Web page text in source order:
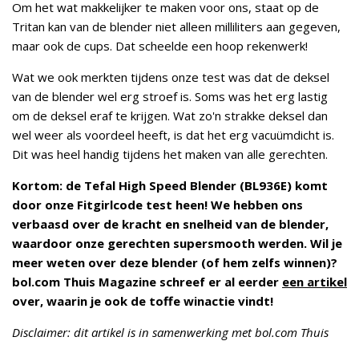
Om het wat makkelijker te maken voor ons, staat op de
Tritan kan van de blender niet alleen milliliters aan gegeven,
maar ook de cups. Dat scheelde een hoop rekenwerk!
Wat we ook merkten tijdens onze test was dat de deksel
van de blender wel erg stroef is. Soms was het erg lastig
om de deksel eraf te krijgen. Wat zo'n strakke deksel dan
wel weer als voordeel heeft, is dat het erg vacuümdicht is.
Dit was heel handig tijdens het maken van alle gerechten.
Kortom: de Tefal High Speed Blender (BL936E) komt
door onze Fitgirlcode test heen! We hebben ons
verbaasd over de kracht en snelheid van de blender,
waardoor onze gerechten supersmooth werden. Wil je
meer weten over deze blender (of hem zelfs winnen)?
bol.com Thuis Magazine schreef er al eerder een artikel
over, waarin je ook de toffe winactie vindt!
Disclaimer: dit artikel is in samenwerking met bol.com Thuis